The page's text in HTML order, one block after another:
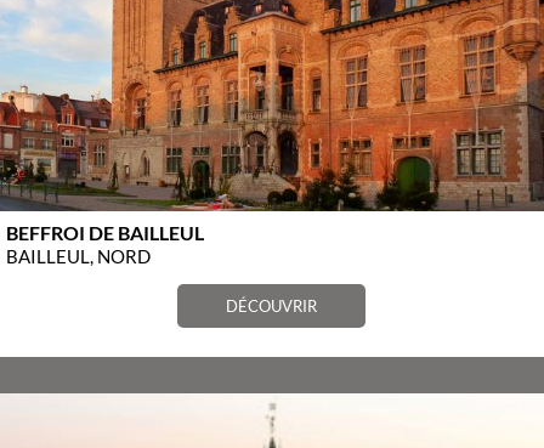
BEFFROI DE BAILLEUL
BAILLEUL, NORD
DÉCOUVRIR